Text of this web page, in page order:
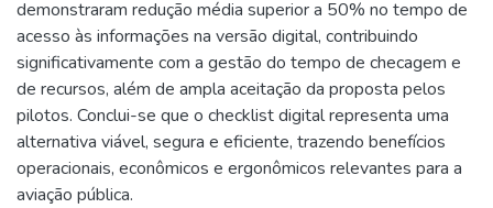
demonstraram redução média superior a 50% no tempo de
acesso às informações na versão digital, contribuindo
significativamente com a gestão do tempo de checagem e
de recursos, além de ampla aceitação da proposta pelos
pilotos. Conclui-se que o checklist digital representa uma
alternativa viável, segura e eficiente, trazendo benefícios
operacionais, econômicos e ergonômicos relevantes para a
aviação pública.